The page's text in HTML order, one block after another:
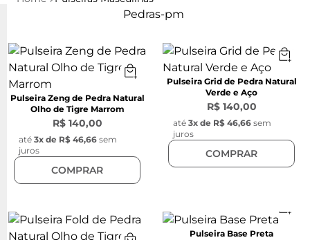
Pedras-pm
Pulseira Zeng de Pedra Natural
Olho de Tigre Marrom
R$ 140,00
até 3x de R$ 46,66 sem
juros
COMPRAR
Pulseira Grid de Pedra Natural
Verde e Aço
R$ 140,00
até 3x de R$ 46,66 sem
juros
COMPRAR
Pulseira Base Preta